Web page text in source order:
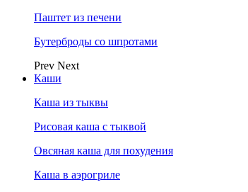
Паштет из печени
Бутерброды со шпротами
Prev Next
Каши
Каша из тыквы
Рисовая каша с тыквой
Овсяная каша для похудения
Каша в аэрогриле